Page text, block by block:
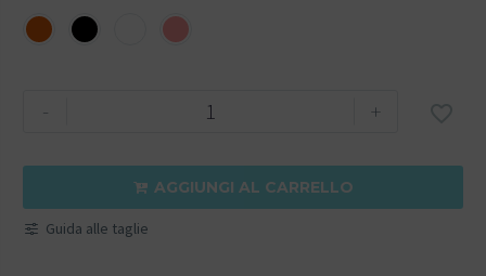
- +
 AGGIUNGI AL CARRELLO
Guida alle taglie